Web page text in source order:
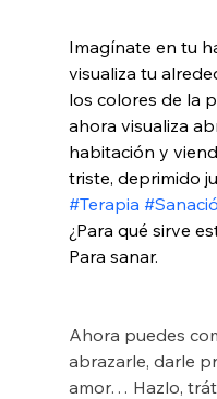
Imagínate en tu
visualiza tu
los colores de la
ahora visualiza
habitación y
triste, deprimido
#Terapia
¿Para qué sirve
Para sanar.
Ahora puedes
abrazarle, darle
amor… Hazlo,